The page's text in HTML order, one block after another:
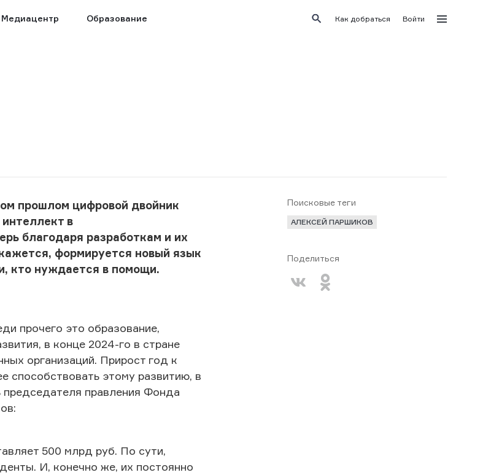
Медиацентр Образование Как добраться Войти
прошлом цифровой двойник
в
благодаря разработкам и их
формируется новый язык
кто нуждается в помощи.
прочего это образование,
в конце 2024-го в стране
организаций. Прирост год к
способствовать этому развитию, в
правления Фонда
500 млрд руб. По сути,
И, конечно же, их постоянно
Поисковые теги
АЛЕКСЕЙ ПАРШИКОВ
Поделиться